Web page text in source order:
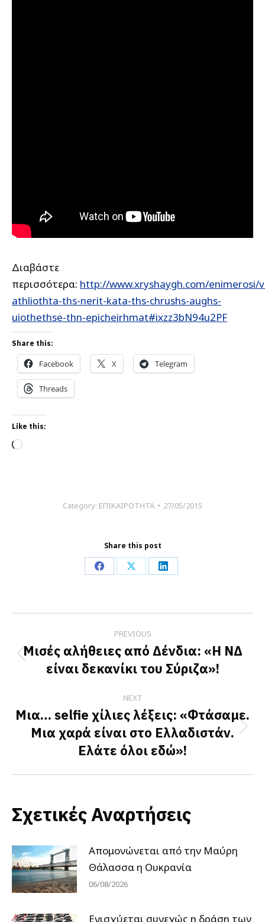
Διαβάστε
περισσότερα: http://www.xryshaygh.com/enimerosi/
athliothta-ths-nerit-kata-ths-chrushs-aughs-
uiothethse-thn-epicheirhmat#ixzz3bN94u2PF
Share this:
Facebook X Telegram
Threads
Like this:
Loading…
Category: ΕΠΙΚΑΙΡΟΤΗΤΑ 27/05/2015
Share this post
Share
Facebook
Share
X
Share
LinkedIn
navigation
PREVIOUS
Previous
post:
Μισές αλήθειες από Δένδια: «Η ΝΔ
είναι δεκανίκι του Σύριζα»!
NEXT
Next
post:
Μια… selfie χίλιες λέξεις: «Φτάσαμε.
Μια χαρά είναι στο Ελλαδιστάν.
Ελάτε όλοι εδώ»!
Σχετικές Αναρτήσεις
Απομονώνεται από την Μαύρη
Θάλασσα η Ουκρανία
06/08/2026
Ενισχύεται συνεχώς η δράση των